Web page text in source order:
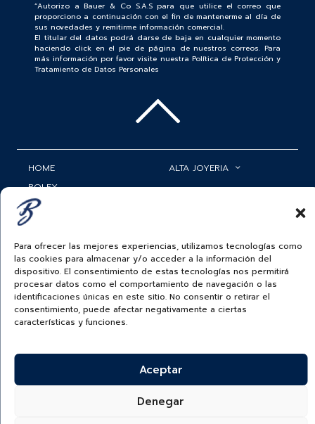
Para ofrecer las mejores experiencias, utilizamos tecnologías como
las cookies para almacenar y/o acceder a la información del
dispositivo. El consentimiento de estas tecnologías nos permitirá
procesar datos como el comportamiento de navegación o las
identificaciones únicas en este sitio. No consentir o retirar el
consentimiento, puede afectar negativamente a ciertas
características y funciones.
Aceptar
Denegar
“Autorizo a Bauer & Co S.A.S para que utilice el correo que
proporciono a continuación con el fin de mantenerme al día de
sus novedades y remitirme información comercial.
El titular del datos podrá darse de baja en cualquier momento
haciendo click en el pie de página de nuestros correos. Para
más información por favor visite nuestra Política de Protección y
Tratamiento de Datos Personales
HOME
ROLEX
RELOJERÍA
ALTA JOYERIA
ACCESORIOS
BAUER NEWS
SERVICIOS
SIGUENOS EN
POLÍTICA DE ENVÍOS |POLÍTICA DE PRIVACIDAD|POLÍTICA DE
FRECUENTES SOBRE PAGOS ELECTRÓNICOS